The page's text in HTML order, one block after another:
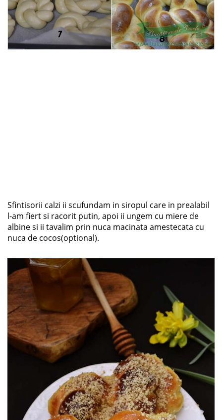
Sfintisorii calzi ii scufundam in siropul care in prealabil
l-am fiert si racorit putin, apoi ii ungem cu miere de
albine si ii tavalim prin nuca macinata amestecata cu
nuca de cocos(optional).